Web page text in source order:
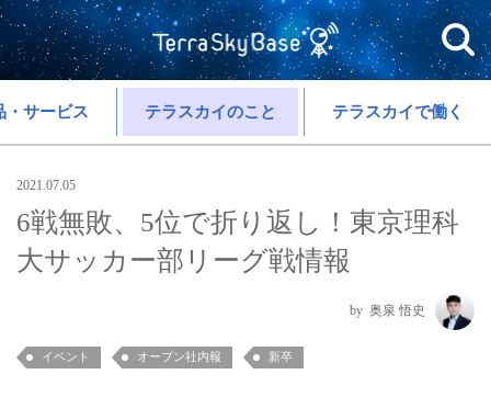
・サービス テラスカイのこと テラスカイで働く
2021.07.05
6戦無敗、5位で折り返し！東京理科
大サッカー部リーグ戦情報
奥泉 悟史
イベント オープン社内報 新卒